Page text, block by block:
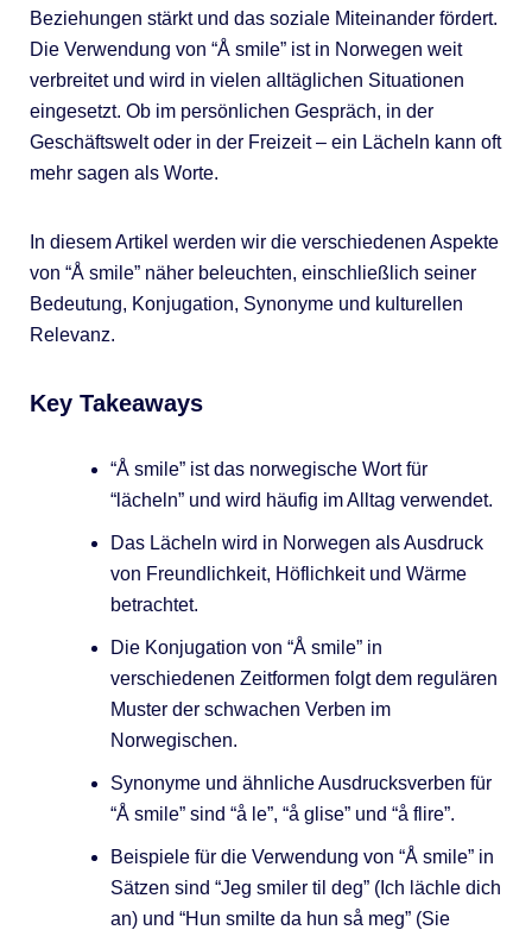
Beziehungen stärkt und das soziale Miteinander fördert.
Die Verwendung von “Å smile” ist in Norwegen weit
verbreitet und wird in vielen alltäglichen Situationen
eingesetzt. Ob im persönlichen Gespräch, in der
Geschäftswelt oder in der Freizeit – ein Lächeln kann oft
mehr sagen als Worte.
In diesem Artikel werden wir die verschiedenen Aspekte
von “Å smile” näher beleuchten, einschließlich seiner
Bedeutung, Konjugation, Synonyme und kulturellen
Relevanz.
Key Takeaways
“Å smile” ist das norwegische Wort für
“lächeln” und wird häufig im Alltag verwendet.
Das Lächeln wird in Norwegen als Ausdruck
von Freundlichkeit, Höflichkeit und Wärme
betrachtet.
Die Konjugation von “Å smile” in
verschiedenen Zeitformen folgt dem regulären
Muster der schwachen Verben im
Norwegischen.
Synonyme und ähnliche Ausdrucksverben für
“Å smile” sind “å le”, “å glise” und “å flire”.
Beispiele für die Verwendung von “Å smile” in
Sätzen sind “Jeg smiler til deg” (Ich lächle dich
an) und “Hun smilte da hun så meg” (Sie